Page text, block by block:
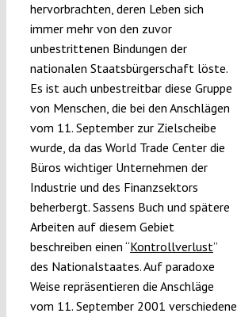
hervorbrachten, deren Leben sich
immer mehr von den zuvor
unbestrittenen Bindungen der
nationalen Staatsbürgerschaft löste.
Es ist auch unbestreitbar diese Gruppe
von Menschen, die bei den Anschlägen
vom 11. September zur Zielscheibe
wurde, da das World Trade Center die
Büros wichtiger Unternehmen der
Industrie und des Finanzsektors
beherbergt. Sassens Buch und spätere
Arbeiten auf diesem Gebiet
beschreiben einen “Kontrollverlust”
des Nationalstaates. Auf paradoxe
Weise repräsentieren die Anschläge
vom 11. September 2001 verschiedene